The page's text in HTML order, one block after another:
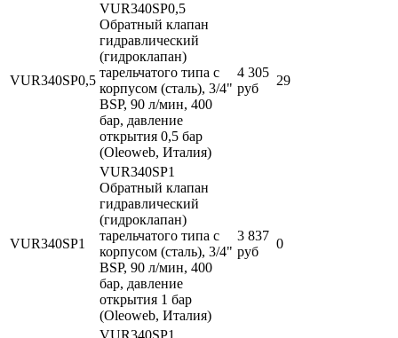
VUR340SP0,5
VUR340SP0,5
Обратный клапан
гидравлический
(гидроклапан)
тарельчатого типа с
корпусом (сталь), 3/4"
BSP, 90 л/мин, 400
бар, давление
открытия 0,5 бар
(Oleoweb, Италия)
4 305
руб
29
VUR340SP1
VUR340SP1
Обратный клапан
гидравлический
(гидроклапан)
тарельчатого типа с
корпусом (сталь), 3/4"
BSP, 90 л/мин, 400
бар, давление
открытия 1 бар
(Oleoweb, Италия)
3 837
руб
0